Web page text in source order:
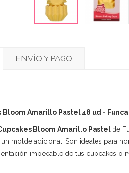
ENVÍO Y PAGO
Bloom Amarillo Pastel 48 ud -
Bloom Amarillo Pastel de
molde adicional. Son ideales para
impecable de tus cupcakes o